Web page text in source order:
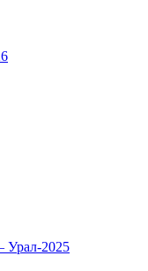
Урал-2025